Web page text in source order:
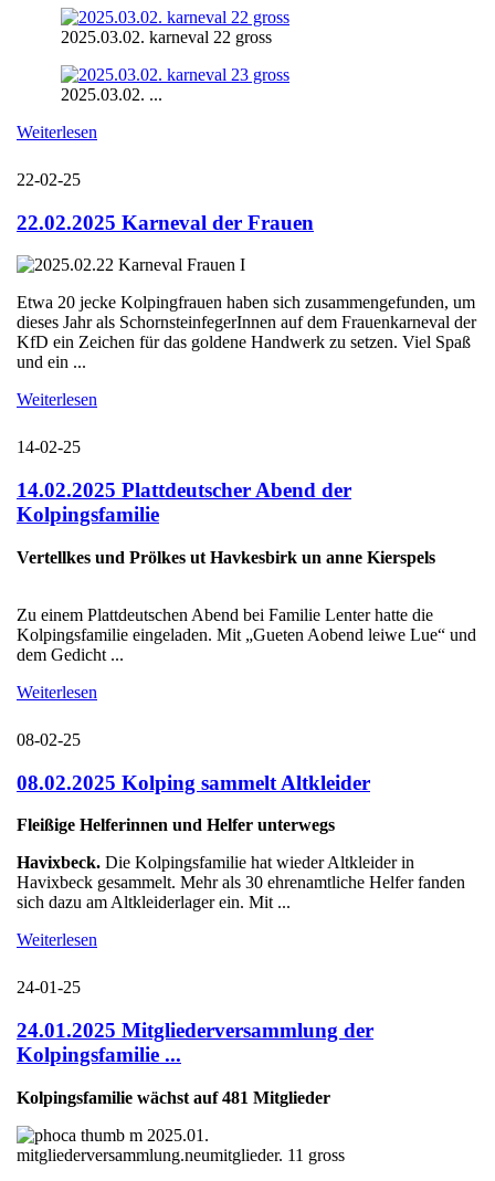
2025.03.02. karneval 22 gross
2025.03.02. ...
Weiterlesen
22-02-25
22.02.2025 Karneval der Frauen
Etwa 20 jecke Kolpingfrauen haben sich zusammengefunden, um
dieses Jahr als SchornsteinfegerInnen auf dem Frauenkarneval der
KfD ein Zeichen für das goldene Handwerk zu setzen. Viel Spaß
und ein ...
Weiterlesen
14-02-25
14.02.2025 Plattdeutscher Abend der
Kolpingsfamilie
Vertellkes und Prölkes ut Havkesbirk un anne Kierspels
Zu einem Plattdeutschen Abend bei Familie Lenter hatte die
Kolpingsfamilie eingeladen. Mit „Gueten Aobend leiwe Lue“ und
dem Gedicht ...
Weiterlesen
08-02-25
08.02.2025 Kolping sammelt Altkleider
Fleißige Helferinnen und Helfer unterwegs
Havixbeck. Die Kolpingsfamilie hat wieder Altkleider in
Havixbeck gesammelt. Mehr als 30 ehrenamtliche Helfer fanden
sich dazu am Altkleiderlager ein. Mit ...
Weiterlesen
24-01-25
24.01.2025 Mitgliederversammlung der
Kolpingsfamilie ...
Kolpingsfamilie wächst auf 481 Mitglieder